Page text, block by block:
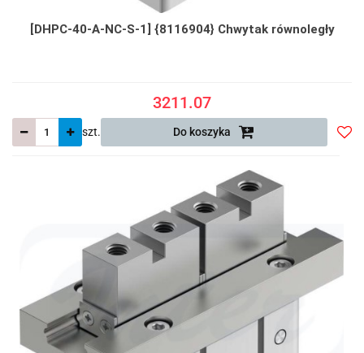
[DHPC-40-A-NC-S-1] {8116904} Chwytak równoległy
3211.07
szt. Do koszyka